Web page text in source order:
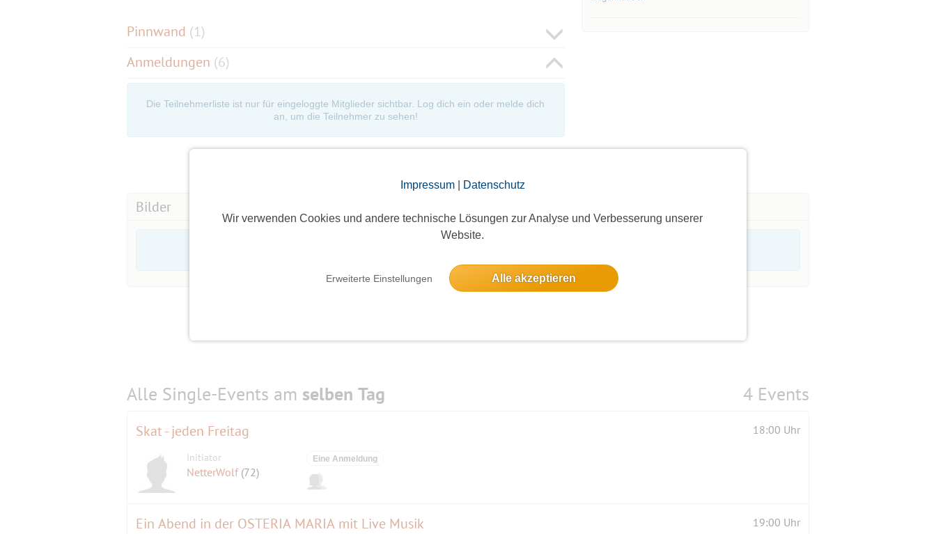
Impressum| Datenschutz
Wir verwenden Cookies und andere technische Lösungen zur Analyse und Verbesserung unserer
Website.
Erweiterte Einstellungen Alle akzeptieren
Pinnwand (1)
Anmeldungen (6)
Die Teilnehmerliste ist nur für eingeloggte Mitglieder sichtbar. Log dich ein oder melde dich
an, um die Teilnehmer zu sehen!
Bilder
Alle Single-Events am selben Tag 4 Events
Skat - jeden Freitag 18:00 Uhr
Initiator
NetterWolf (72)
Eine Anmeldung
Ein Abend in der OSTERIA MARIA mit Live Musik 19:00 Uhr